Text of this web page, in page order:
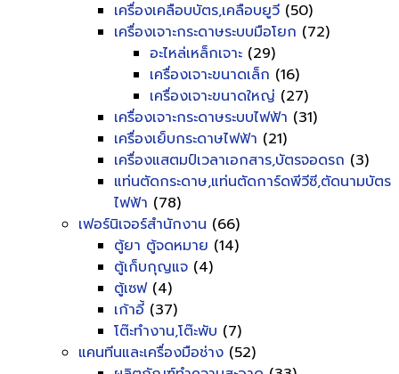
เครื่องเคลือบบัตร,เคลือบยูวี (50)
เครื่องเจาะกระดาษระบบมือโยก (72)
อะไหล่เหล็กเจาะ (29)
เครื่องเจาะขนาดเล็ก (16)
เครื่องเจาะขนาดใหญ่ (27)
เครื่องเจาะกระดาษระบบไฟฟ้า (31)
เครื่องเย็บกระดาษไฟฟ้า (21)
เครื่องแสตมป์เวลาเอกสาร,บัตรจอดรถ (3)
แท่นตัดกระดาษ,แท่นตัดการ์ดพีวีซี,ตัดนามบัตร
ไฟฟ้า (78)
เฟอร์นิเจอร์สำนักงาน (66)
ตู้ยา ตู้จดหมาย (14)
ตู้เก็บกุญแจ (4)
ตู้เซฟ(4)
เก้าอี้ (37)
โต๊ะทำงาน,โต๊ะพับ (7)
แคนทีนและเครื่องมือช่าง (52)